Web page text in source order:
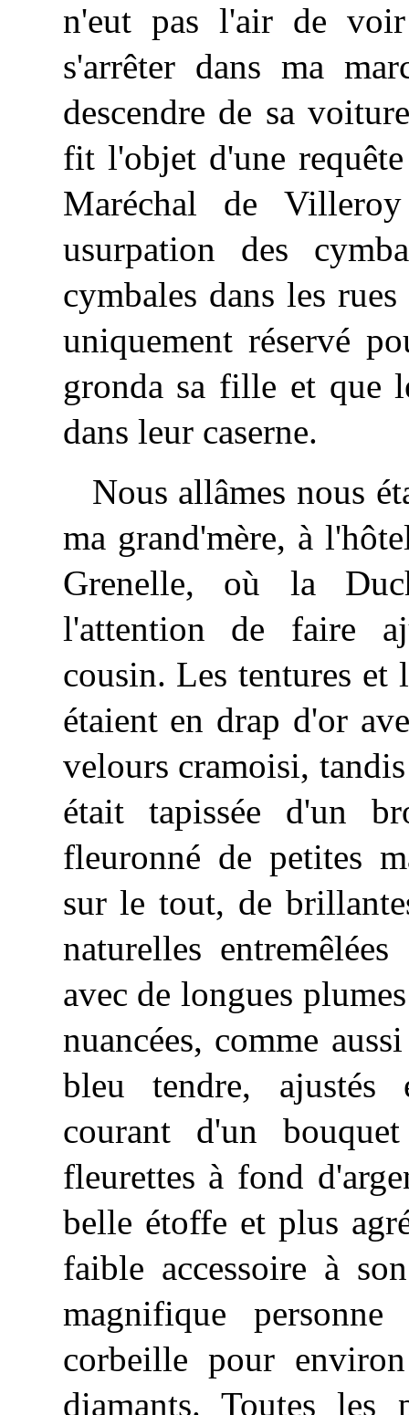
n'eut pas l'air de
s'arrêter dans ma
descendre de sa
fit l'objet d'une
Maréchal de
usurpation des
cymbales dans les
uniquement réservé
gronda sa fille et que
dans leur caserne.
Nous allâmes nous
ma grand'mère, à
Grenelle, où la
l'attention de faire
cousin. Les tentures et
étaient en drap d'or
velours cramoisi,
était tapissée d'un
fleuronné de petites
sur le tout, de
naturelles
avec de longues
nuancées, comme
bleu tendre, ajustés
courant d'un
fleurettes à fond
belle étoffe et plus
faible accessoire à
magnifique
corbeille pour
diamants. Toutes les